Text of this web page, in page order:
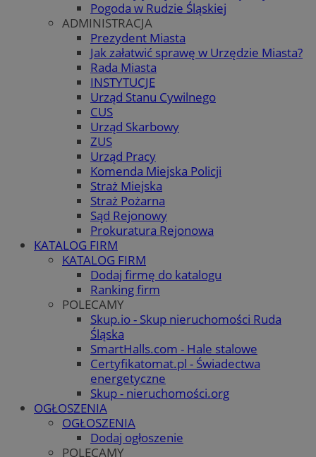
Pogoda w Rudzie Śląskiej
ADMINISTRACJA
Prezydent Miasta
Jak załatwić sprawę w Urzędzie Miasta?
Rada Miasta
INSTYTUCJE
Urząd Stanu Cywilnego
CUS
Urząd Skarbowy
ZUS
Urząd Pracy
Komenda Miejska Policji
Straż Miejska
Straż Pożarna
Sąd Rejonowy
Prokuratura Rejonowa
KATALOG FIRM
KATALOG FIRM
Dodaj firmę do katalogu
Ranking firm
POLECAMY
Skup.io - Skup nieruchomości Ruda
Śląska
SmartHalls.com - Hale stalowe
Certyfikatomat.pl - Świadectwa
energetyczne
Skup - nieruchomości.org
OGŁOSZENIA
OGŁOSZENIA
Dodaj ogłoszenie
POLECAMY